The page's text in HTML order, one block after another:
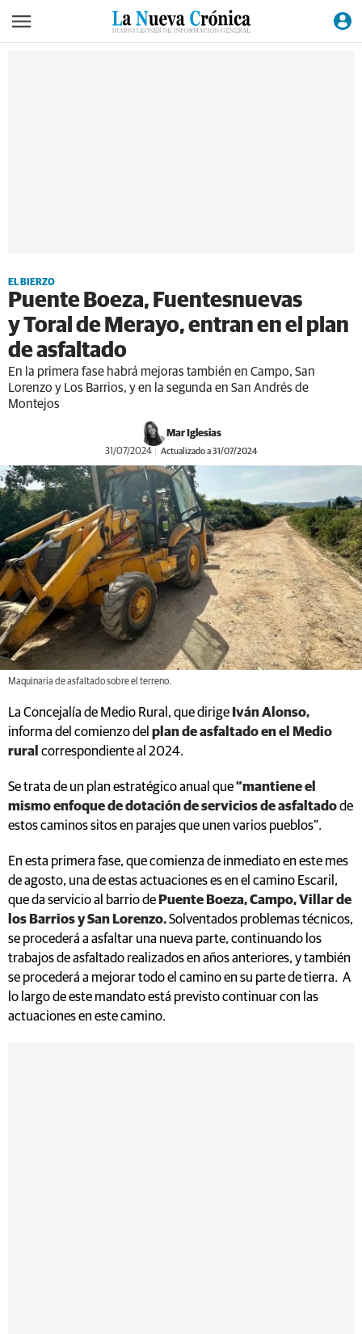
EL BIERZO
Puente Boeza, Fuentesnuevas
y Toral de Merayo, entran en el plan
de asfaltado
En la primera fase habrá mejoras también en Campo, San
Lorenzo y Los Barrios, y en la segunda en San Andrés de
Montejos
Mar Iglesias
31/07/2024 Actualizado a 31/07/2024
Maquinaria de asfaltado sobre el terreno.
La Concejalía de Medio Rural, que dirige Iván Alonso,
informa del comienzo del plan de asfaltado en el Medio
rural correspondiente al 2024.
Se trata de un plan estratégico anual que“mantiene el
mismo enfoque de dotación de servicios de asfaltadode
estos caminos sitos en parajes que unen varios pueblos”.
En esta primera fase, que comienza de inmediato en este mes
de agosto, una de estas actuaciones es en el camino Escaril,
que da servicio al barrio de Puente Boeza, Campo, Villar de
los Barrios y San Lorenzo.Solventados problemas técnicos,
se procederá a asfaltar una nueva parte, continuando los
trabajos de asfaltado realizados en años anteriores, y también
se procederá a mejorar todo el camino en su parte de tierra. A
lo largo de este mandato está previsto continuar con las
actuaciones en este camino.